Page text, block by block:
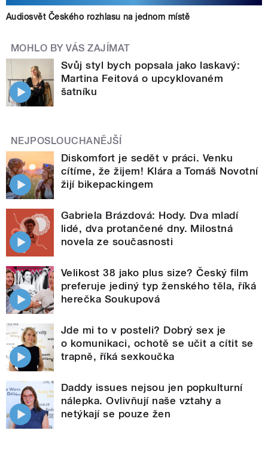
Audiosvět Českého rozhlasu na jednom místě
MOHLO BY VÁS ZAJÍMAT
Svůj styl bych popsala jako laskavý:
Martina Feitová o upcyklovaném
šatníku
NEJPOSLOUCHANĚJŠÍ
Diskomfort je sedět v práci. Venku
cítíme, že žijem! Klára a Tomáš Novotní
žijí bikepackingem
Gabriela Brázdová: Hody. Dva mladí
lidé, dva protančené dny. Milostná
novela ze současnosti
Velikost 38 jako plus size? Český film
preferuje jediný typ ženského těla, říká
herečka Soukupová
Jde mi to v posteli? Dobrý sex je
o komunikaci, ochotě se učit a cítit se
trapně, říká sexkoučka
Daddy issues nejsou jen popkulturní
nálepka. Ovlivňují naše vztahy a
netýkají se pouze žen